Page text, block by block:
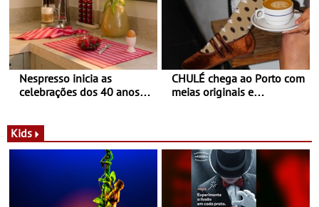
Nespresso inicia as
celebrações dos 40 anos
Novas - Edição limitada
Nespresso x Torres Novas
CHULÉ chega ao Porto com
meias originais e
Shopping
Kids